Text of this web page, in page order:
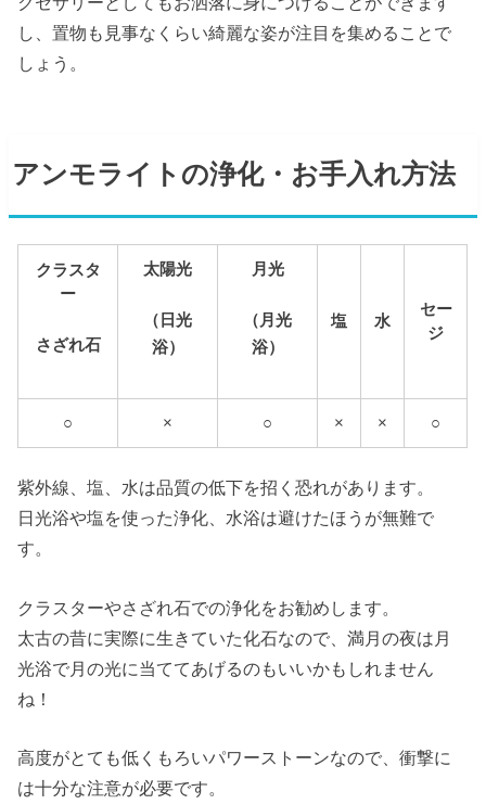
し、置物も見事なくらい綺麗な姿が注目を集めることで
しょう。
アンモライトの浄化・お手入れ方法
クラスタ
ー
さざれ石
太陽光
（日光
浴）
月光
（月光
浴）
塩 水
セー
ジ
○ × ○ × × ○
紫外線、塩、水は品質の低下を招く恐れがあります。
日光浴や塩を使った浄化、水浴は避けたほうが無難で
す。
クラスターやさざれ石での浄化をお勧めします。
太古の昔に実際に生きていた化石なので、満月の夜は月
光浴で月の光に当ててあげるのもいいかもしれません
ね！
高度がとても低くもろいパワーストーンなので、衝撃に
は十分な注意が必要です。